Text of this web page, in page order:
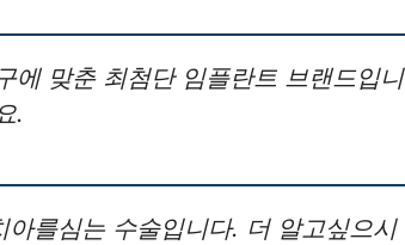
에 맞춘 최첨단 임플란트 브랜드입니
.
를심는 수술입니다. 더 알고싶으시